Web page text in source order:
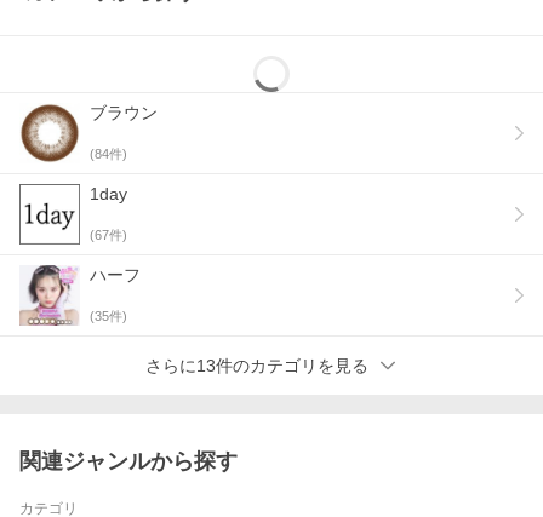
ブラウン
(84件)
1day
(67件)
ハーフ
(35件)
さらに13件のカテゴリを見る
関連ジャンルから探す
カテゴリ